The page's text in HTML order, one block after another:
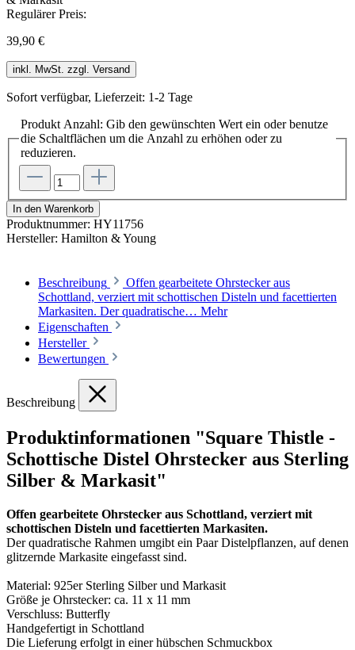
Regulärer Preis:
39,90 €
inkl. MwSt. zzgl. Versand
Sofort verfügbar, Lieferzeit: 1-2 Tage
Produkt Anzahl: Gib den gewünschten Wert ein oder benutze
die Schaltflächen um die Anzahl zu erhöhen oder zu
reduzieren.
In den Warenkorb
Produktnummer: HY11756
Hersteller: Hamilton & Young
Beschreibung
Offen gearbeitete Ohrstecker aus
Schottland, verziert mit schottischen Disteln und facettierten
Markasiten. Der quadratische… Mehr
Eigenschaften
Hersteller
Bewertungen
Beschreibung
Produktinformationen "Square Thistle -
Schottische Distel Ohrstecker aus Sterling
Silber & Markasit"
Offen gearbeitete Ohrstecker aus Schottland, verziert mit
schottischen Disteln und facettierten Markasiten.
Der quadratische Rahmen umgibt ein Paar Distelpflanzen, auf denen
glitzernde Markasite eingefasst sind.
Material: 925er Sterling Silber und Markasit
Größe je Ohrstecker: ca. 11 x 11 mm
Verschluss: Butterfly
Handgefertigt in Schottland
Die Lieferung erfolgt in einer hübschen Schmuckbox